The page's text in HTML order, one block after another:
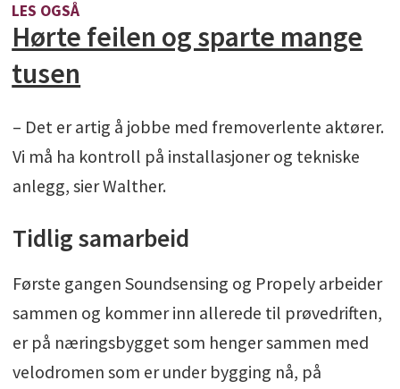
LES OGSÅ
Hørte feilen og sparte mange
tusen
– Det er artig å jobbe med fremoverlente aktører.
Vi må ha kontroll på installasjoner og tekniske
anlegg, sier Walther.
Tidlig samarbeid
Første gangen Soundsensing og Propely arbeider
sammen og kommer inn allerede til prøvedriften,
er på næringsbygget som henger sammen med
velodromen som er under bygging nå, på